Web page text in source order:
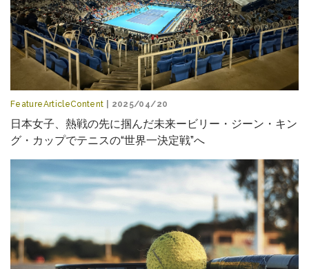
FeatureArticleContent | 2025/04/20
日本女子、熱戦の先に掴んだ未来ービリー・ジーン・キン
グ・カップでテニスの“世界一決定戦”へ